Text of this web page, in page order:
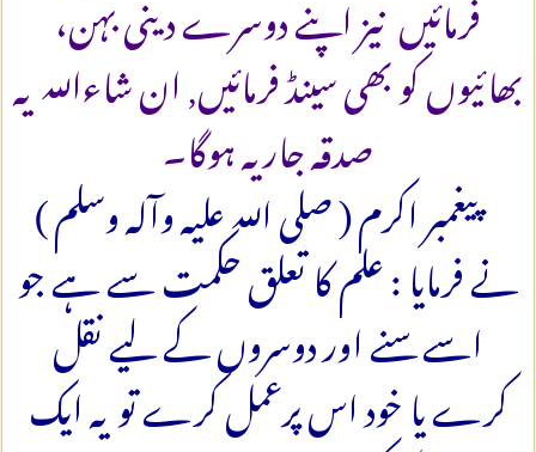
بھائیوں کو بھی سینڈ فرمائیں, ان شاءاللہ یہ
صدقہ جاریہ ہوگا۔
پیغمبر اکرم ( صلی اللہ علیہ وآلہ وسلم )
نے فرمایا : علم کا تعلق حکمت سے ہے جو
اسے سنے اور دوسروں کے لیے نقل
کرے یا خود اس پرعمل کرے تو یہ ایک